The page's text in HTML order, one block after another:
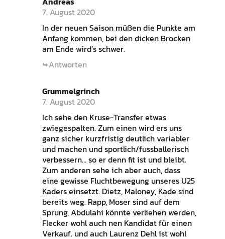
7. August 2020
In der neuen Saison müßen die Punkte am
Anfang kommen, bei den dicken Brocken
am Ende wird’s schwer.
Antworten
Grummelgrinch
7. August 2020
Ich sehe den Kruse-Transfer etwas
zwiegespalten. Zum einen wird ers uns
ganz sicher kurzfristig deutlich variabler
und machen und sportlich/fussballerisch
verbessern… so er denn fit ist und bleibt.
Zum anderen sehe ich aber auch, dass
eine gewisse Fluchtbewegung unseres U25
Kaders einsetzt. Dietz, Maloney, Kade sind
bereits weg. Rapp, Moser sind auf dem
Sprung, Abdulahi könnte verliehen werden,
Flecker wohl auch nen Kandidat für einen
Verkauf. und auch Laurenz Dehl ist wohl